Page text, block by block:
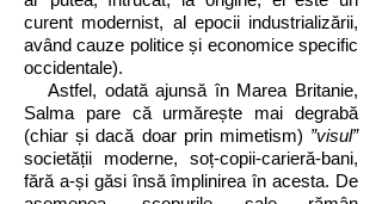
curent modernist, al epocii industrializării,
având cauze politice și economice specific
occidentale).
Astfel, odată ajunsă în Marea Britanie,
Salma pare că urmărește mai degrabă
(chiar și dacă doar prin mimetism) ”visul”
societății moderne, soț-copii-carieră-bani,
fără a-și găsi însă împlinirea în acesta. De